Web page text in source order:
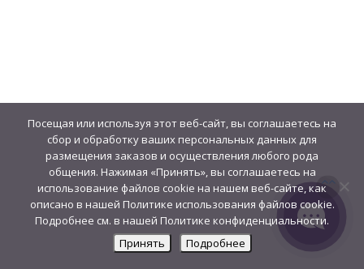
Посещая или используя этот веб-сайт, вы соглашаетесь на
сбор и обработку ваших персональных данных для
размещения заказов и осуществления любого рода
общения. Нажимая «Принять», вы соглашаетесь на
использование файлов cookie на нашем веб-сайте, как
описано в нашей Политике использования файлов cookie.
Подробнее см. в нашей Политике конфиденциальности.
Принять
Подробнее